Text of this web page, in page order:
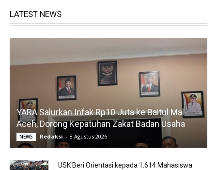
LATEST NEWS
YARA Salurkan Infak Rp10 Juta ke Baitul Mal
Aceh, Dorong Kepatuhan Zakat Badan Usaha
NEWS Redaksi - 8 Agustus 2026
USK Beri Orientasi kepada 1.614 Mahasiswa